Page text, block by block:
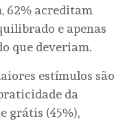
62% acreditam
e apenas
que deveriam.
estímulos são
da
grátis (45%),